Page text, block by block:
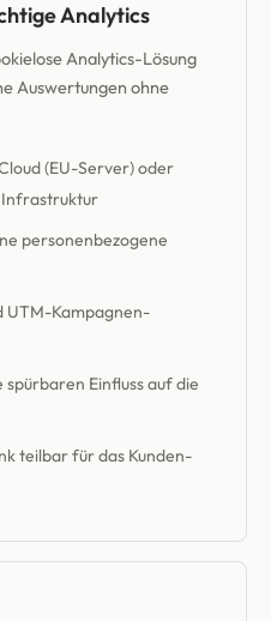
Analytics
Analytics-Lösung
Auswertungen ohne
(EU-Server) oder
personenbezogene
UTM-Kampagnen-
Einfluss auf die
teilbar für das Kunden-